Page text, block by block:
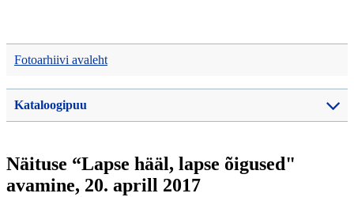
Fotoarhiivi avaleht
Kataloogipuu
Näituse “Lapse hääl, lapse õigused"
avamine, 20. aprill 2017